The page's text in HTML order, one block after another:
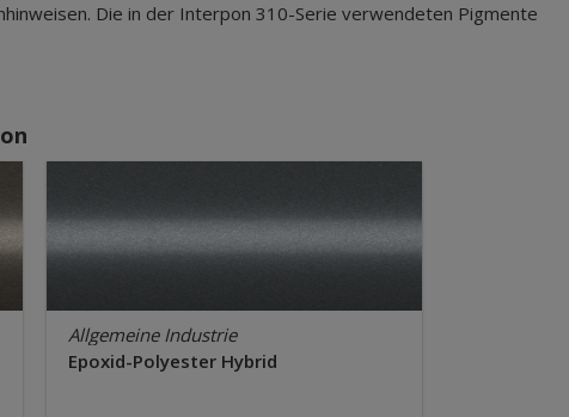
Die in der Interpon 310-Serie verwendeten Pigmente
Allgemeine Industrie
Epoxid-Polyester Hybrid